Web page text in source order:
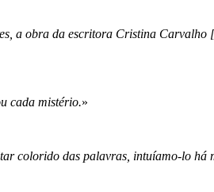
a obra da escritora Cristina
cada mistério.»
colorido das palavras, intuíamo-lo há